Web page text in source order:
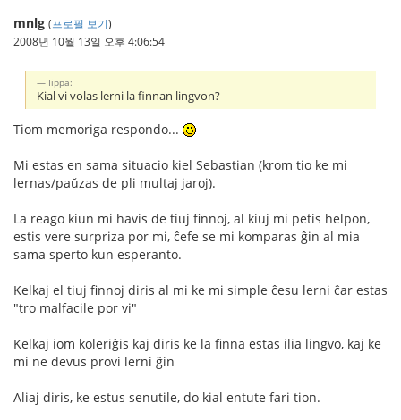
mnlg (프로필 보기)
2008년 10월 13일 오후 4:06:54
Iippa:
Kial vi volas lerni la finnan lingvon?
Tiom memoriga respondo...
Mi estas en sama situacio kiel Sebastian (krom tio ke mi
lernas/paŭzas de pli multaj jaroj).
La reago kiun mi havis de tiuj finnoj, al kiuj mi petis helpon,
estis vere surpriza por mi, ĉefe se mi komparas ĝin al mia
sama sperto kun esperanto.
Kelkaj el tiuj finnoj diris al mi ke mi simple ĉesu lerni ĉar estas
"tro malfacile por vi"
Kelkaj iom koleriĝis kaj diris ke la finna estas ilia lingvo, kaj ke
mi ne devus provi lerni ĝin
Aliaj diris, ke estus senutile, do kial entute fari tion.